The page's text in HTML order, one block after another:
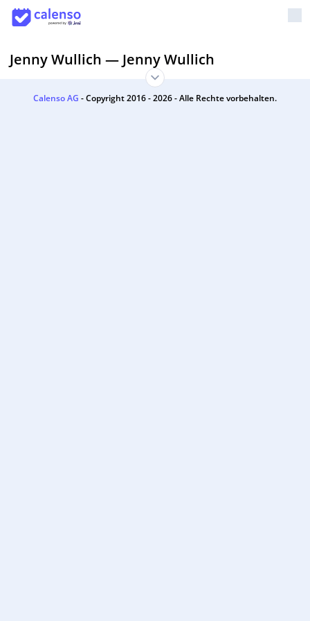
Jenny Wullich — Jenny Wullich
Calenso AG - Copyright 2016 - 2026 - Alle Rechte vorbehalten.